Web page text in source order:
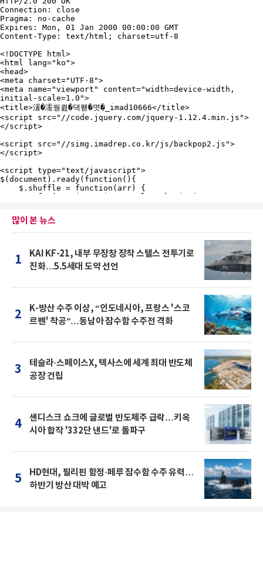
많이 본 뉴스
1
KAI KF-21, 내부 무장창 장착 스텔스 전투기로
진화…5.5세대 도약 선언
2
K-방산 수주 이상, “인도네시아, 프랑스 '스코
르펜' 착공”…동남아 잠수함 수주전 격화
3
테슬라·스페이스X, 텍사스에 세계 최대 반도체
공장 건립
4
샌디스크 쇼크에 글로벌 반도체주 급락…키옥
시아 합작 '332단 낸드'로 돌파구
5
HD현대, 필리핀 함정·페루 잠수함 수주 유력…
하반기 방산 대박 예고